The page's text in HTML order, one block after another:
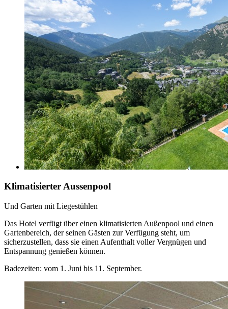
Klimatisierter Aussenpool
Und Garten mit Liegestühlen
Das Hotel verfügt über einen klimatisierten Außenpool und einen
Gartenbereich, der seinen Gästen zur Verfügung steht, um
sicherzustellen, dass sie einen Aufenthalt voller Vergnügen und
Entspannung genießen können.
Badezeiten: vom 1. Juni bis 11. September.